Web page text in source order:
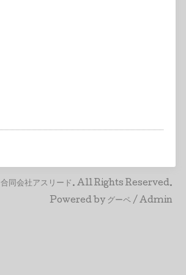
合同会社アスリード . All Rights Reserved.
Powered by グーペ / Admin